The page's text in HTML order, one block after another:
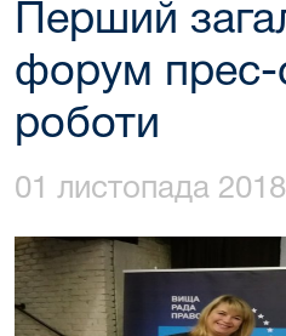
Перший
форум прес-
роботи
01 листопада